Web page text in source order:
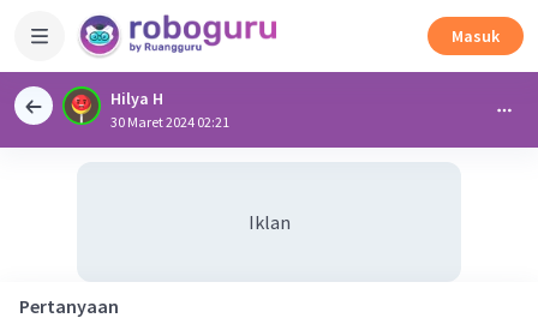
Masuk
Hilya H
30 Maret 2024 02:21
Iklan
Pertanyaan